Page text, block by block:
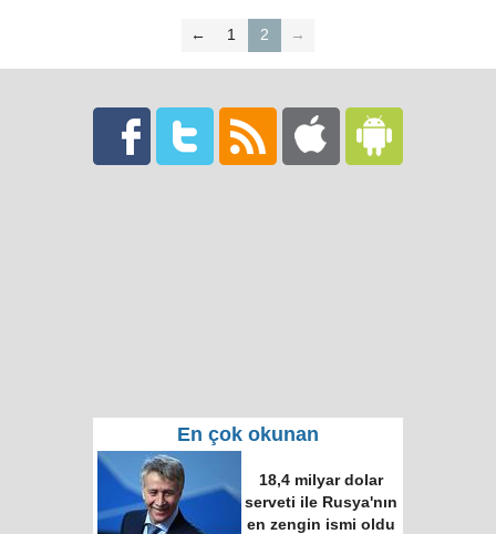
← 1 2 →
En çok okunan
18,4 milyar dolar
serveti ile Rusya'nın
en zengin ismi oldu